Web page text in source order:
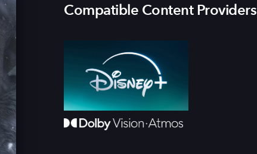
Compatible Content Providers